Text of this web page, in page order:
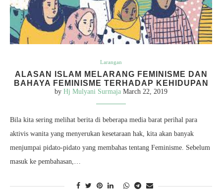
Larangan
ALASAN ISLAM MELARANG FEMINISME DAN
BAHAYA FEMINISME TERHADAP KEHIDUPAN
by Hj Mulyani Surmaja March 22, 2019
Bila kita sering melihat berita di beberapa media barat perihal para
aktivis wanita yang menyerukan kesetaraan hak, kita akan banyak
menjumpai pidato-pidato yang membahas tentang Feminisme. Sebelum
masuk ke pembahasan,…